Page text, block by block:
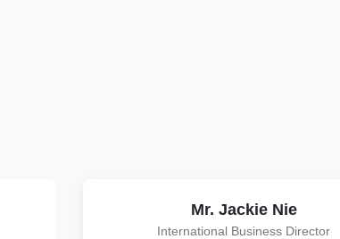
Mr. Jackie Nie
International Business Director